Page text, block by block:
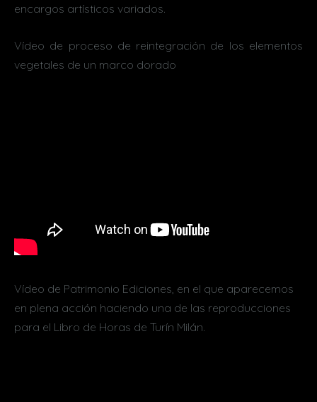
encargos artísticos variados.
Vídeo de proceso de reintegración de los elementos
vegetales de un marco dorado
Vídeo de Patrimonio Ediciones, en el que aparecemos
en plena acción haciendo una de las reproducciones
para el Libro de Horas de Turín Milán.